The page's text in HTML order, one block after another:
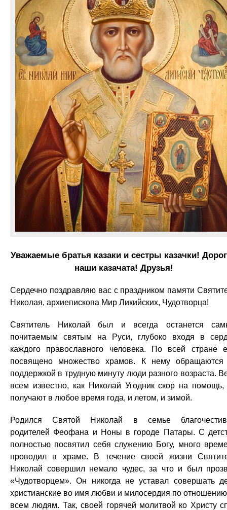
Уважаемые братья казаки и сестры казачки!
наши казачата! Друзья!
Сердечно поздравляю вас с праздником памяти
Николая, архиепископа Мир Ликийских, Чудотворца!
Святитель Николай был и всегда останется
почитаемым святым на Руси, глубоко входя в
каждого православного человека. По всей стране
посвящено множество храмов. К нему обращаются
поддержкой в трудную минуту люди разного возраста.
всем известно, как Николай Угодник скор на помощь,
получают в любое время года, и летом, и зимой.
Родился Святой Николай в семье
родителей Феофана и Ноны в городе Патары. С
полностью посвятил себя служению Богу, много
проводил в храме. В течение своей жизни
Николай совершил немало чудес, за что и был
«Чудотворцем». Он никогда не уставал совершать
христианские во имя любви и милосердия по
всем людям. Так, своей горячей молитвой ко Христу